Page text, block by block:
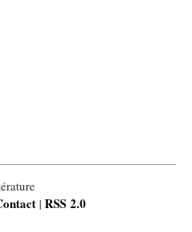
| RSS 2.0